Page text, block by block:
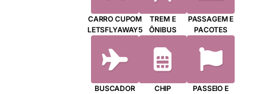
CARRO CUPOM
LETSFLYAWAY5
TREM E
ÔNIBUS
PASSAGEM E
PACOTES
BUSCADOR
CHIP
PASSEIO E